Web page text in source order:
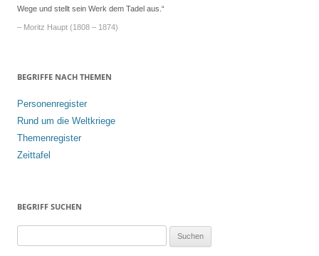
Wege und stellt sein Werk dem Tadel aus.“
– Moritz Haupt (1808 – 1874)
BEGRIFFE NACH THEMEN
Personenregister
Rund um die Weltkriege
Themenregister
Zeittafel
BEGRIFF SUCHEN